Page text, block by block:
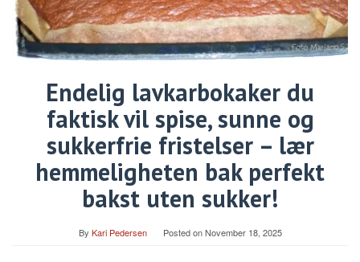
Endelig lavkarbokaker du
faktisk vil spise, sunne og
sukkerfrie fristelser – lær
hemmeligheten bak perfekt
bakst uten sukker!
By Kari Pedersen Posted onNovember 18, 2025